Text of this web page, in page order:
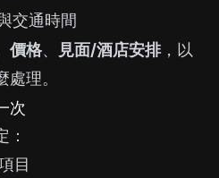
交通時間
價格、 見面/酒店安排，以
理。
次
：
目